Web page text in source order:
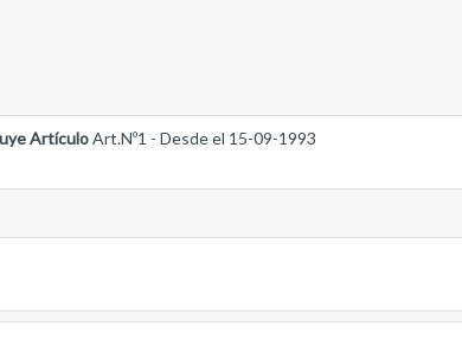
ArtículoArt.Nº1 - Desde el 15-09-1993